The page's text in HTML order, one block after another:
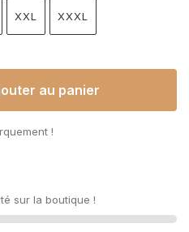
XXL XXXL
au panier
!
sur la boutique !